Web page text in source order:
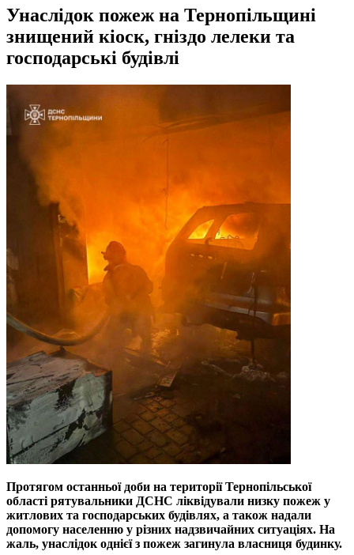
Унаслідок пожеж на Тернопільщині
знищений кіоск, гніздо лелеки та
господарські будівлі
Протягом останньої доби на території Тернопільської
області рятувальники ДСНС ліквідували низку пожеж у
житлових та господарських будівлях, а також надали
допомогу населенню у різних надзвичайних ситуаціях. На
жаль, унаслідок однієї з пожеж загинула власниця будинку.